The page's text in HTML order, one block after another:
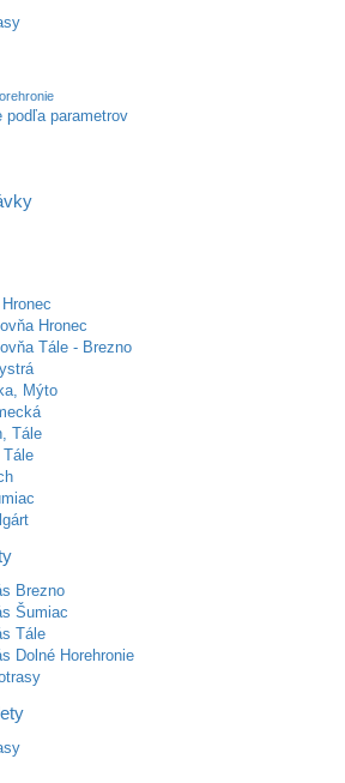
podľa parametrov
Hronec
Tále - Brezno
Mýto
Tále
Tále
Brezno
Šumiac
Tále
Dolné Horehronie